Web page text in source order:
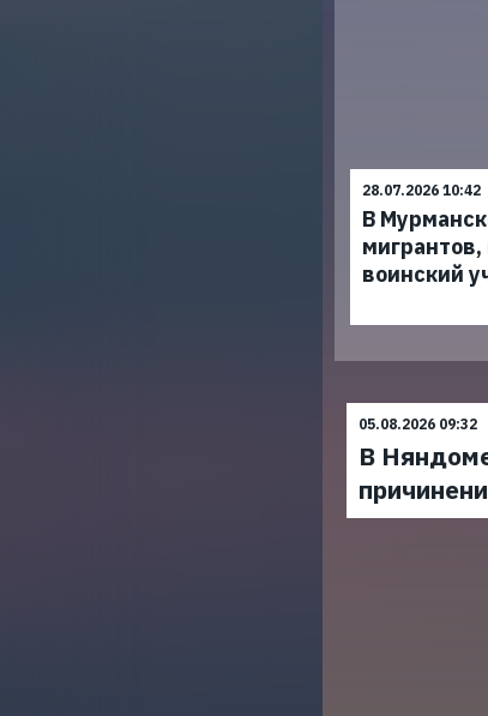
28.07.2026 10:42
В
воинский
05.08.2026 09:32
В